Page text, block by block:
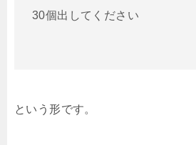
30個出してください
という形です。